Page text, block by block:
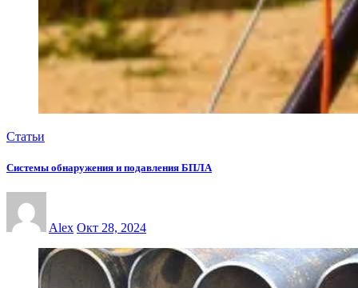
Статьи
Системы обнаружения и подавления БПЛА
Alex Окт 28, 2024